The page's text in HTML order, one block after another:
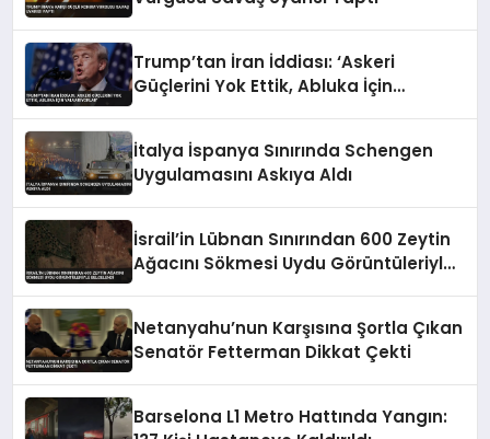
Trump’tan İran İddiası: ‘Askeri
Güçlerini Yok Ettik, Abluka İçin
İtalya İspanya Sınırında Schengen
Uygulamasını Askıya Aldı
İsrail’in Lübnan Sınırından 600 Zeytin
Ağacını Sökmesi Uydu Görüntüleriyle
Netanyahu’nun Karşısına Şortla Çıkan
Senatör Fetterman Dikkat Çekti
Barselona L1 Metro Hattında Yangın: